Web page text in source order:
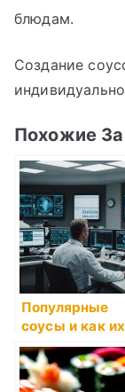
блюдам.
Создание
Похожие
Популярные
соусы и как их
готовить